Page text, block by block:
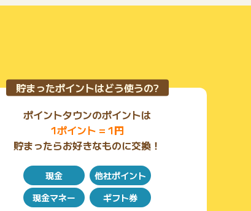
貯まったポイントはどう使うの?
ポイントタウンのポイントは
1ポイント = 1円
貯まったらお好きなものに交換！
現金
他社ポイント
現金マネー
ギフト券